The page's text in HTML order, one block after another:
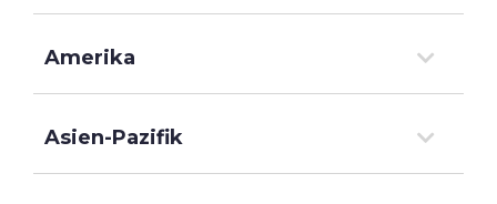
Amerika
Asien-Pazifik